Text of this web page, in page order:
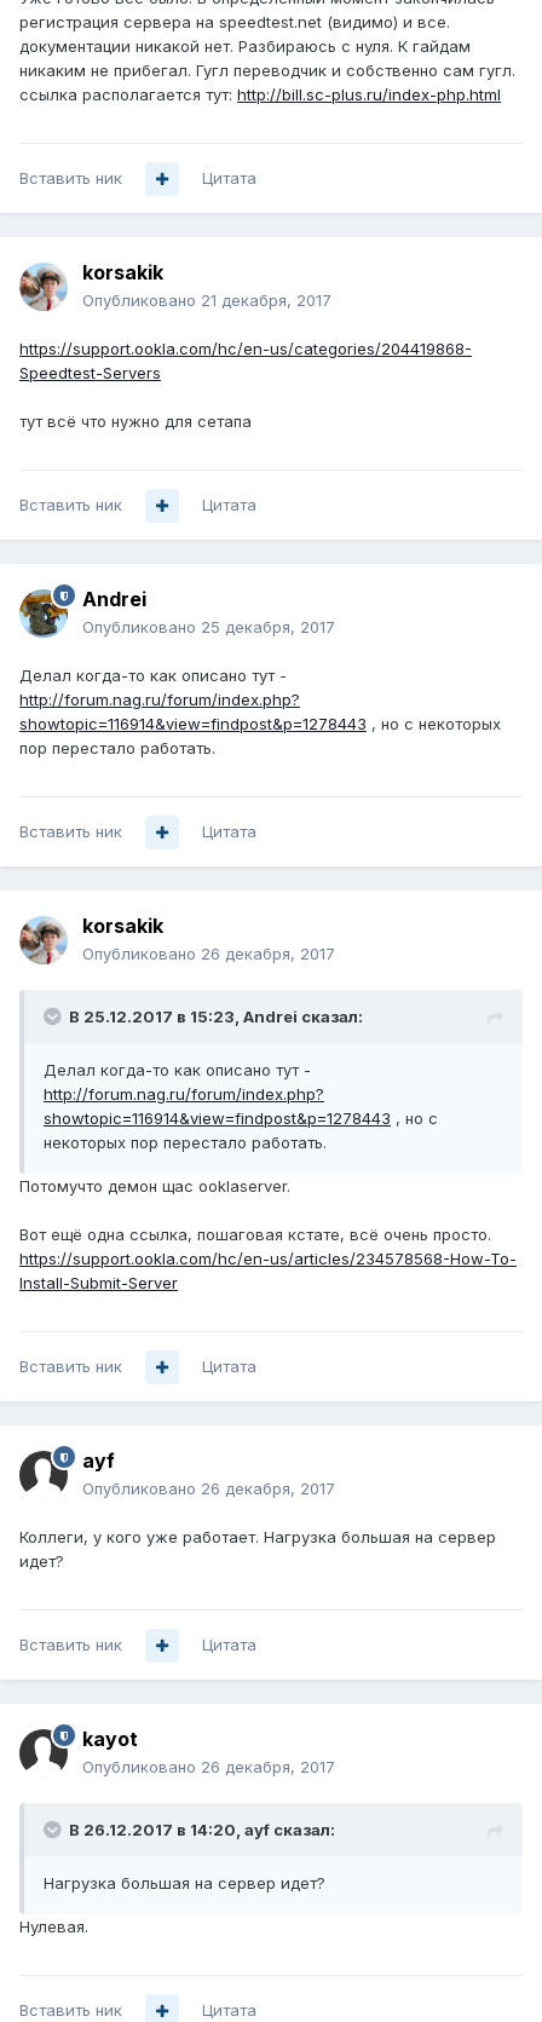
регистрация сервера на speedtest.net (видимо) и все.
документации никакой нет. Разбираюсь с нуля. К гайдам
никаким не прибегал. Гугл переводчик и собственно сам гугл.
ссылка располагается тут: http://bill.sc-plus.ru/index-php.html
Вставить ник Цитата
korsakik
Опубликовано 21 декабря, 2017
https://support.ookla.com/hc/en-us/categories/204419868-
Speedtest-Servers
тут всё что нужно для сетапа
Вставить ник Цитата
Andrei
Опубликовано 25 декабря, 2017
Делал когда-то как описано тут -
http://forum.nag.ru/forum/index.php?
showtopic=116914&view=findpost&p=1278443 , но с некоторых
пор перестало работать.
Вставить ник Цитата
korsakik
Опубликовано 26 декабря, 2017
В 25.12.2017 в 15:23, Andrei сказал:
Делал когда-то как описано тут -
http://forum.nag.ru/forum/index.php?
showtopic=116914&view=findpost&p=1278443 , но с
некоторых пор перестало работать.
Потомучто демон щас ooklaserver.
Вот ещё одна ссылка, пошаговая кстате, всё очень просто.
https://support.ookla.com/hc/en-us/articles/234578568-How-To-
Install-Submit-Server
Вставить ник Цитата
ayf
Опубликовано 26 декабря, 2017
Коллеги, у кого уже работает. Нагрузка большая на сервер
идет?
Вставить ник Цитата
kayot
Опубликовано 26 декабря, 2017
В 26.12.2017 в 14:20, ayf сказал:
Нагрузка большая на сервер идет?
Нулевая.
Вставить ник Цитата